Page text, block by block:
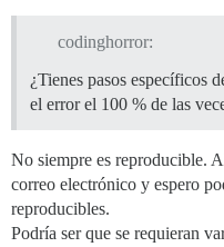
codinghorror:
¿Tienes pasos específicos
el error el 100 % de las
No siempre es reproducible.
correo electrónico y espero
reproducibles.
Podría ser que se requieran